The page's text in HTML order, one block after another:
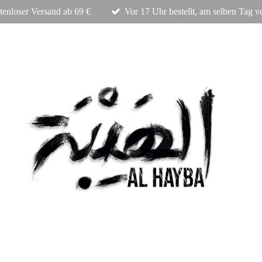
Versand ab 69 € Vor 17 Uhr bestellt, am selben Tag